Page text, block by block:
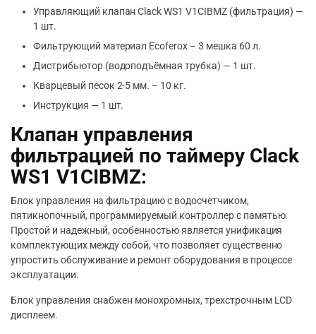
Управляющий клапан Clack WS1 V1CIBMZ (фильтрация) —
1 шт.
Фильтрующий материал Ecoferox – 3 мешка 60 л.
Дистрибьютор (водоподъёмная трубка) — 1 шт.
Кварцевый песок 2-5 мм. – 10 кг.
Инструкция — 1 шт.
Клапан управления
фильтрацией по таймеру Clack
WS1 V1CIBMZ:
Блок управления на фильтрацию с водосчетчиком,
пятикнопочный, программируемый контроллер с памятью.
Простой и надежный, особенностью является унификация
комплектующих между собой, что позволяет существенно
упростить обслуживание и ремонт оборудования в процессе
эксплуатации.
Блок управления снабжен монохромных, трехстрочным LCD
дисплеем.